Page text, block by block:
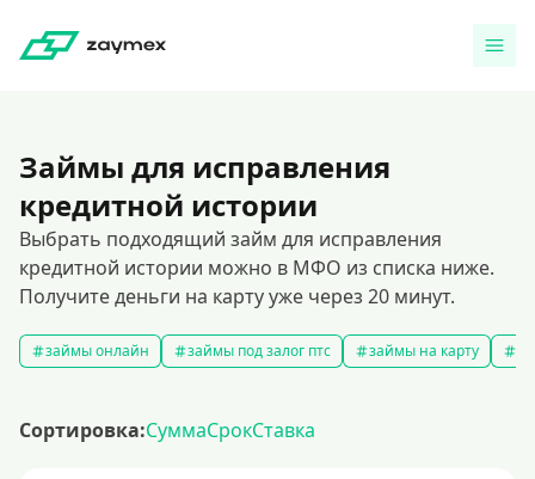
Займы для исправления
кредитной истории
Выбрать подходящий займ для исправления
кредитной истории можно в МФО из списка ниже.
Получите деньги на карту уже через 20 минут.
займы онлайн займы под залог птс займы на карту
Сортировка:СуммаСрокСтавка